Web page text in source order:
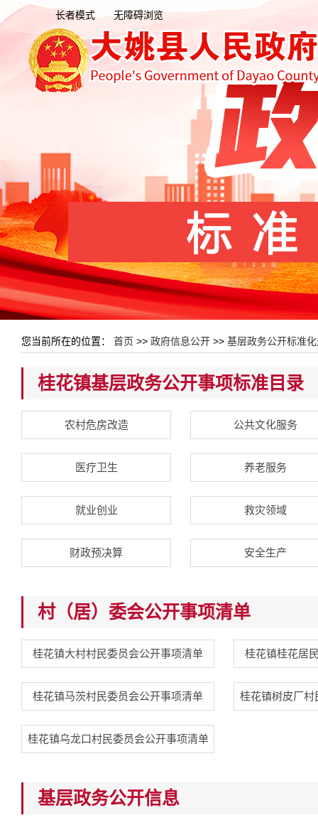
无障碍浏览
长者模式
您当前所在的位置： 首页 >> 政府信息公开 >> 基层政务公开标准
桂花镇基层政务公开事项标准目录
农村危房改造 公共文化服务
医疗卫生 养老服务
就业创业 救灾领域
财政预决算 安全生产
村（居）委会公开事项清单
桂花镇大村村民委员会公开事项清单 桂花镇桂花居
桂花镇马茨村民委员会公开事项清单 桂花镇树皮厂村
桂花镇乌龙口村民委员会公开事项清单
基层政务公开信息